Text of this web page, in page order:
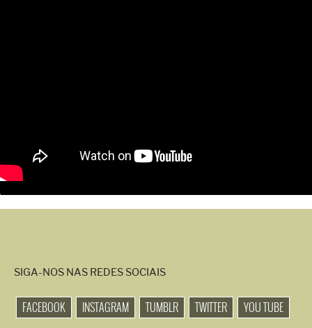
SIGA-NOS NAS REDES SOCIAIS
FACEBOOK INSTAGRAM TUMBLR TWITTER YOU TUBE